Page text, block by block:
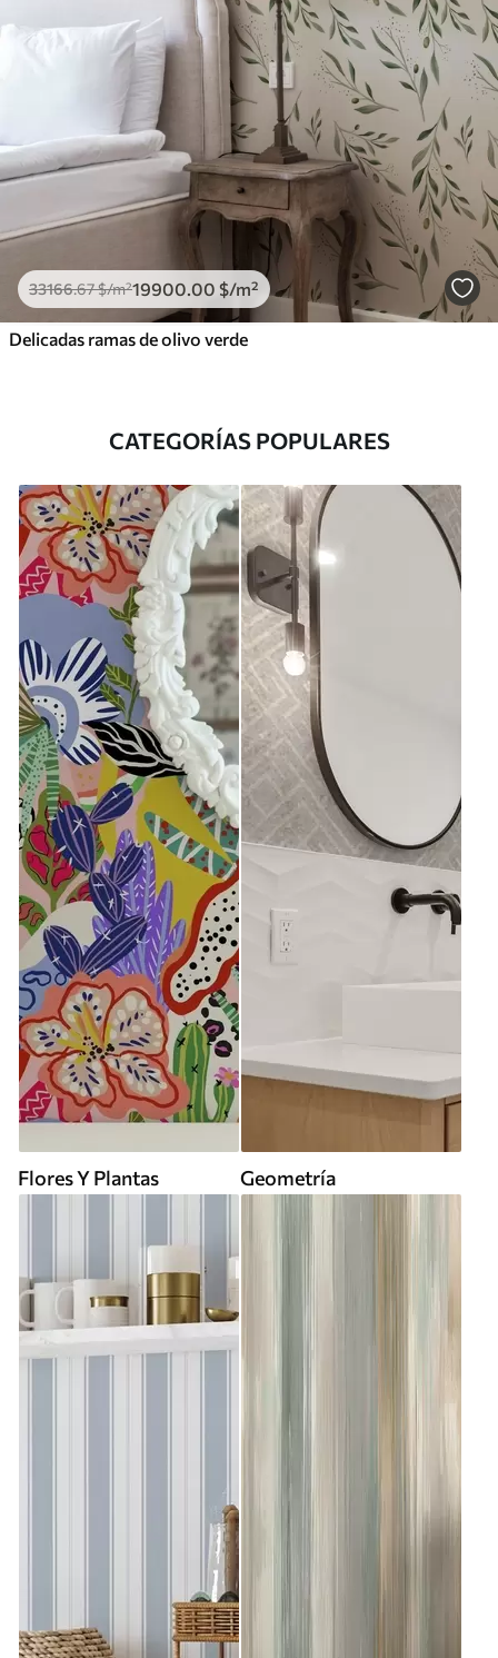
33166.67$/m²19900.00 $/m²
Delicadas ramas de olivo verde
CATEGORÍAS POPULARES
Flores Y Plantas Geometría